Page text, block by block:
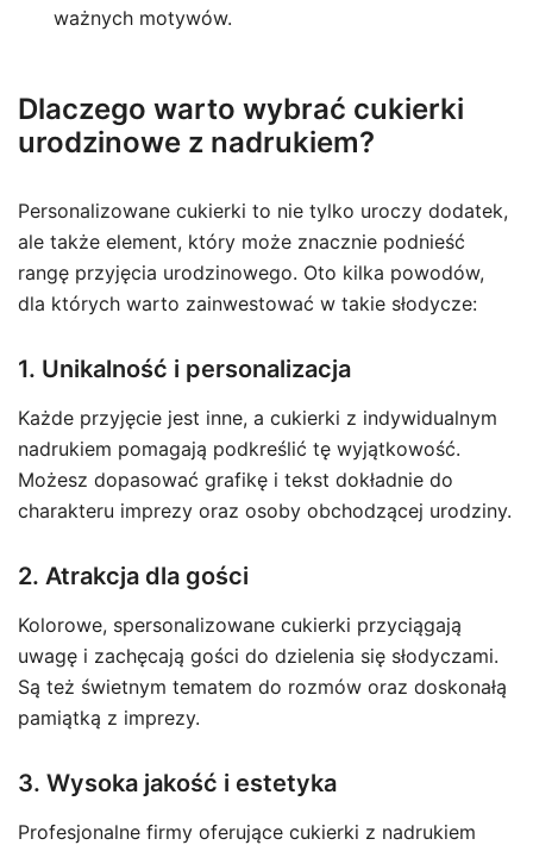
ważnych motywów.
Dlaczego warto wybrać cukierki
urodzinowe z nadrukiem?
Personalizowane cukierki to nie tylko uroczy dodatek,
ale także element, który może znacznie podnieść
rangę przyjęcia urodzinowego. Oto kilka powodów,
dla których warto zainwestować w takie słodycze:
1. Unikalność i personalizacja
Każde przyjęcie jest inne, a cukierki z indywidualnym
nadrukiem pomagają podkreślić tę wyjątkowość.
Możesz dopasować grafikę i tekst dokładnie do
charakteru imprezy oraz osoby obchodzącej urodziny.
2. Atrakcja dla gości
Kolorowe, spersonalizowane cukierki przyciągają
uwagę i zachęcają gości do dzielenia się słodyczami.
Są też świetnym tematem do rozmów oraz doskonałą
pamiątką z imprezy.
3. Wysoka jakość i estetyka
Profesjonalne firmy oferujące cukierki z nadrukiem